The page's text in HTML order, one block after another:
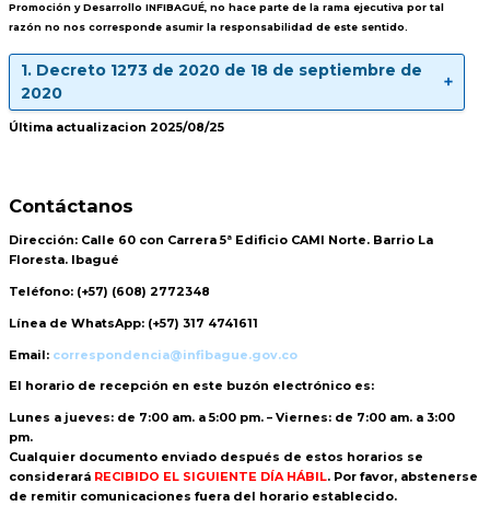
Promoción y Desarrollo INFIBAGUÉ, no hace parte de la rama ejecutiva por tal
razón no nos corresponde asumir la responsabilidad de este sentido.
1. Decreto 1273 de 2020 de 18 de septiembre de
2020
➕
Última actualizacion 2025/08/25
Contáctanos
Dirección: Calle 60 con Carrera 5ª Edificio CAMI Norte. Barrio La
Floresta. Ibagué
Teléfono: (+57) (608) 2772348
Línea de WhatsApp: (+57) 317 4741611
Email: correspondencia@infibague.gov.co
El horario de recepción en este buzón electrónico es:
Lunes a jueves: de 7:00 am. a 5:00 pm. – Viernes: de 7:00 am. a 3:00
pm.
Cualquier documento enviado después de estos horarios se
considerará RECIBIDO EL SIGUIENTE DÍA HÁBIL. Por favor, abstenerse
de remitir comunicaciones fuera del horario establecido.